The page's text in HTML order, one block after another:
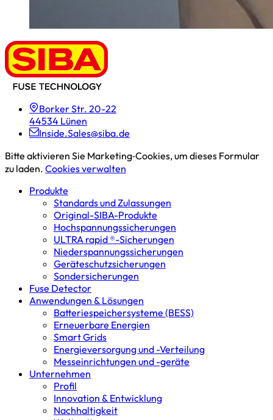
Borker Str. 20-22
44534 Lünen
Inside.Sales@siba.de
Bitte aktivieren Sie Marketing‑Cookies, um dieses Formular
zu laden. Cookies verwalten
Produkte
Standards und Zulassungen
Original-SIBA-Produkte
Hochspannungs­sicherungen
ULTRA rapid ®-Sicherungen
Niederspannungs­sicherungen
Geräteschutz­sicherungen
Sondersicherungen
Fuse Detector
Anwendungen & Lösungen
Batterie­speicher­systeme (BESS)
Erneuerbare Energien
Smart Grids
Energieversorgung und -Verteilung
Messeinrichtungen und -geräte
Unternehmen
Profil
Innovation & Entwicklung
Nachhaltigkeit